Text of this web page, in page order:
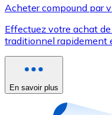
Utilisez les cartes
Acheter avec carte
Nouveau
Acheter compound par
Effectuez votre achat
traditionnel rapidement
En savoir plus